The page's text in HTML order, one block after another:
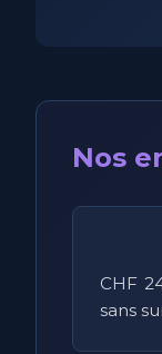
Nos
CHF
sans